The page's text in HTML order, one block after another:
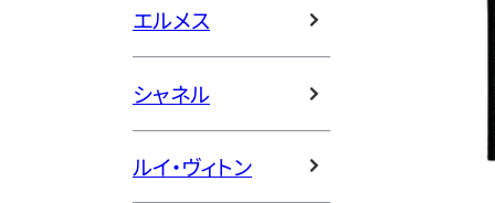
エルメス
シャネル
ルイ・ヴィトン